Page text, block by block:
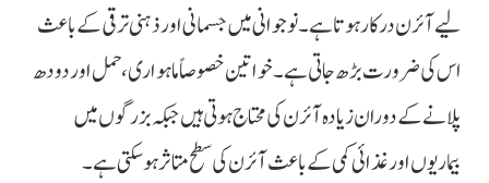
لیے آئرن درکار ہوتا ہے۔ نوجوانی میں جسمانی اور ذہنی ترقی کے باعث
اس کی ضرورت بڑھ جاتی ہے۔ خواتین خصوصاً ماہواری، حمل اور دودھ
پلانے کے دوران زیادہ آئرن کی محتاج ہوتی ہیں جبکہ بزرگوں میں
بیماریوں اور غذائی کمی کے باعث آئرن کی سطح متاثر ہو سکتی ہے۔